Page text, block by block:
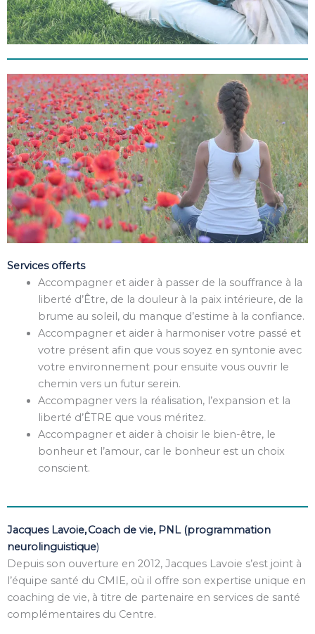
Services offerts
Accompagner et aider à passer de la souffrance à la
liberté d’Être, de la douleur à la paix intérieure, de la
brume au soleil, du manque d’estime à la confiance.
Accompagner et aider à harmoniser votre passé et
votre présent afin que vous soyez en syntonie avec
votre environnement pour ensuite vous ouvrir le
chemin vers un futur serein.
Accompagner vers la réalisation, l’expansion et la
liberté d’ÊTRE que vous méritez.
Accompagner et aider à choisir le bien-être, le
bonheur et l’amour, car le bonheur est un choix
conscient.
Jacques Lavoie, Coach de vie, PNL (programmation
neurolinguistique)
Depuis son ouverture en 2012, Jacques Lavoie s’est joint à
l’équipe santé du CMIE, où il offre son expertise unique en
coaching de vie, à titre de partenaire en services de santé
complémentaires du Centre.